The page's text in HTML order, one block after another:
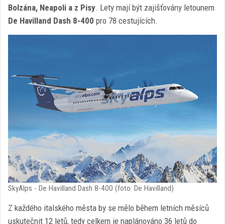
Bolzána, Neapoli a z Pisy. Lety mají být zajišťovány letounem
De Havilland Dash 8-400 pro 78 cestujících.
SkyAlps - De Havilland Dash 8-400 (foto: De Havilland)
Z každého italského města by se mělo během letních měsíců
uskutečnit 12 letů, tedy celkem je naplánováno 36 letů do